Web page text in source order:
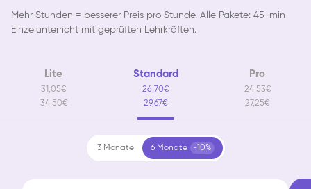
Mehr Stunden = besserer Preis pro Stunde. Alle Pakete: 45-min
Einzelunterricht mit geprüften Lehrkräften.
Lite
31,05€
34,50€
Standard
26,70€
29,67€
Pro
24,53€
27,25€
3 Monate 6 Monate -10%